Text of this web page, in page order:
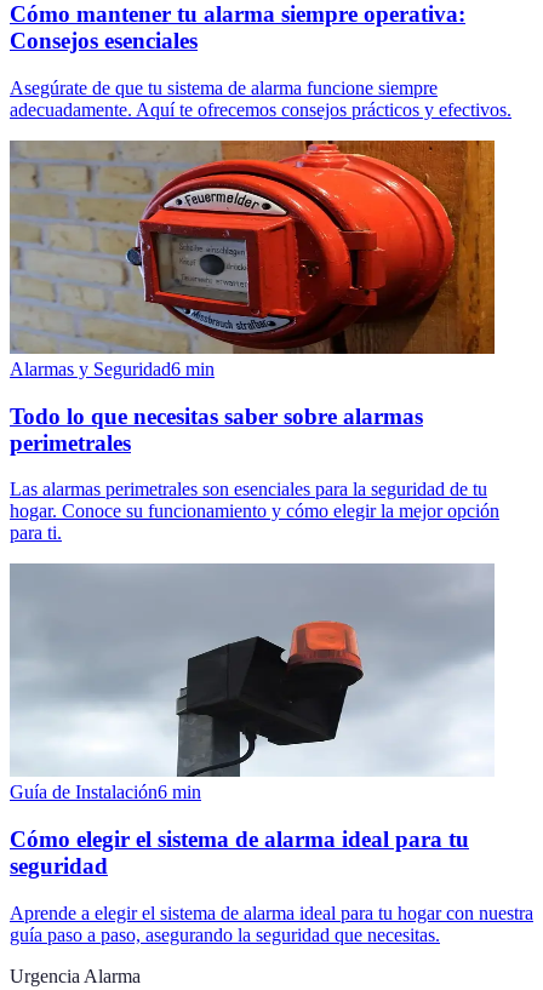
Cómo mantener tu alarma siempre operativa:
Consejos esenciales
Asegúrate de que tu sistema de alarma funcione siempre
adecuadamente. Aquí te ofrecemos consejos prácticos y efectivos.
Alarmas y Seguridad6 min
Todo lo que necesitas saber sobre alarmas
perimetrales
Las alarmas perimetrales son esenciales para la seguridad de tu
hogar. Conoce su funcionamiento y cómo elegir la mejor opción
para ti.
Guía de Instalación6 min
Cómo elegir el sistema de alarma ideal para tu
seguridad
Aprende a elegir el sistema de alarma ideal para tu hogar con nuestra
guía paso a paso, asegurando la seguridad que necesitas.
Urgencia Alarma